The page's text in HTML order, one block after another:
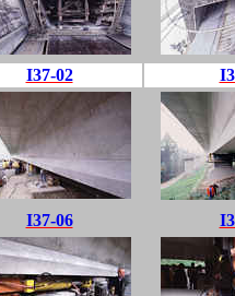
I37-02
I37-06